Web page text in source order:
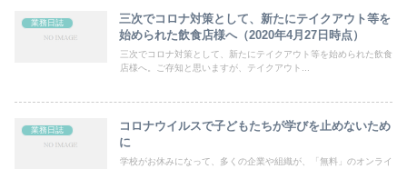
業務日誌
三次でコロナ対策として、新たにテイクアウト等を
始められた飲食店様へ（2020年4月27日時点）
三次でコロナ対策として、新たにテイクアウト等を始められた飲食
店様へ。ご存知と思いますが、テイクアウト...
業務日誌
コロナウイルスで子どもたちが学びを止めないため
に
学校がお休みになって、多くの企業や組織が、「無料」のオンライ